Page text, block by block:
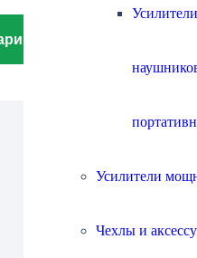
Усилители
Чехлы и